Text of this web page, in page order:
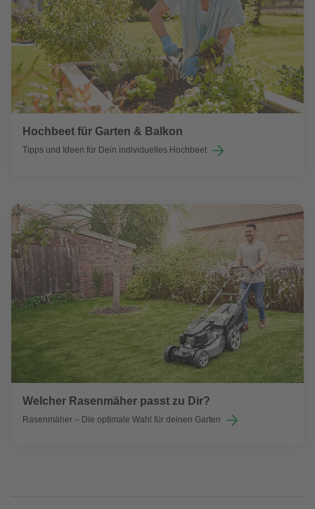
Hochbeet für Garten & Balkon
Tipps und Ideen für Dein individuelles Hochbeet
Welcher Rasenmäher passt zu Dir?
Rasenmäher – Die optimale Wahl für deinen Garten